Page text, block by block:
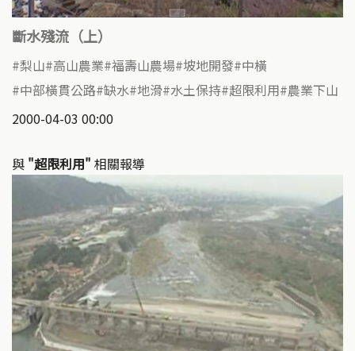
斷水殘流（上）
梨山 高山農業 福壽山農場 坡地開發 中橫
中部橫貫公路 缺水 地滑 水土保持 超限利用 農業下山
2000-04-03 00:00
與 "超限利用" 相關報導